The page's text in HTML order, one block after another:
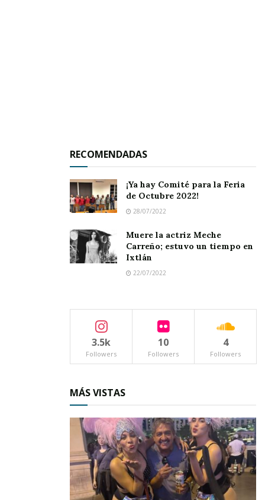
Ixtlán. Ambos planteles cuentan con los
espectáculo.
RECOMENDADAS
¡Ya hay Comité para la Feria
de Octubre 2022!
28/07/2022
Muere la actriz Meche
Carreño; estuvo un tiempo en
Ixtlán
22/07/2022
3.5k
Followers
10
Followers
4
Followers
MÁS VISTAS